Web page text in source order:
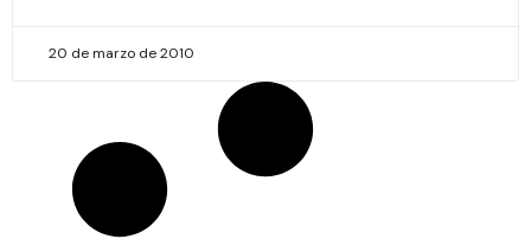
20 de marzo de 2010